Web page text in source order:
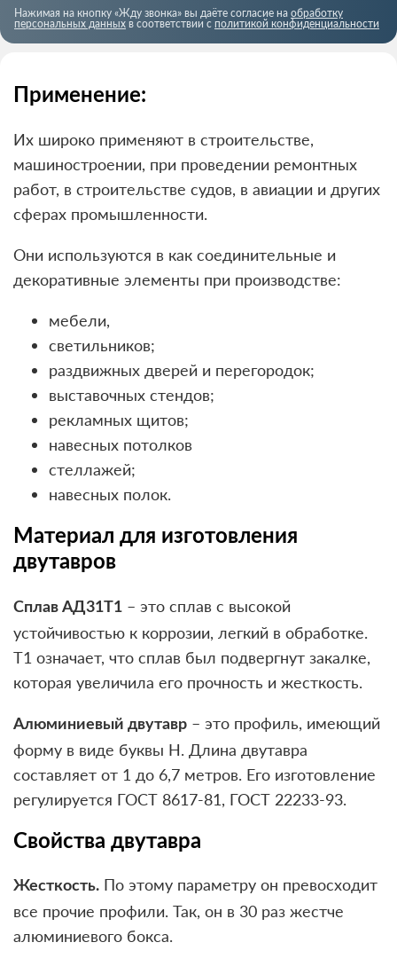
Нажимая на кнопку «Жду звонка» вы даёте согласие на обработку
персональных данных в соответствии с политикой конфиденциальности
Применение:
Их широко применяют в строительстве,
машиностроении, при проведении ремонтных
работ, в строительстве судов, в авиации и других
сферах промышленности.
Они используются в как соединительные и
декоративные элементы при производстве:
мебели,
светильников;
раздвижных дверей и перегородок;
выставочных стендов;
рекламных щитов;
навесных потолков
стеллажей;
навесных полок.
Материал для изготовления
двутавров
Сплав АД31Т1 – это сплав с высокой
устойчивостью к коррозии, легкий в обработке.
Т1 означает, что сплав был подвергнут закалке,
которая увеличила его прочность и жесткость.
Алюминиевый двутавр – это профиль, имеющий
форму в виде буквы Н. Длина двутавра
составляет от 1 до 6,7 метров. Его изготовление
регулируется ГОСТ 8617-81, ГОСТ 22233-93.
Свойства двутавра
Жесткость. По этому параметру он превосходит
все прочие профили. Так, он в 30 раз жестче
алюминиевого бокса.